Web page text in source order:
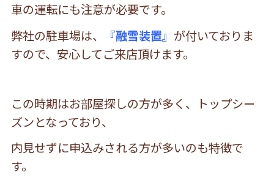
車の運転にも注意が必要です。
弊社の駐車場は、
『融雪装置』 が付いておりま
すので、安心してご来店頂けます。
この時期はお部屋探しの方が多く、トップシー
ズンとなっており、
内見せずに申込みされる方が多いのも特徴で
す。